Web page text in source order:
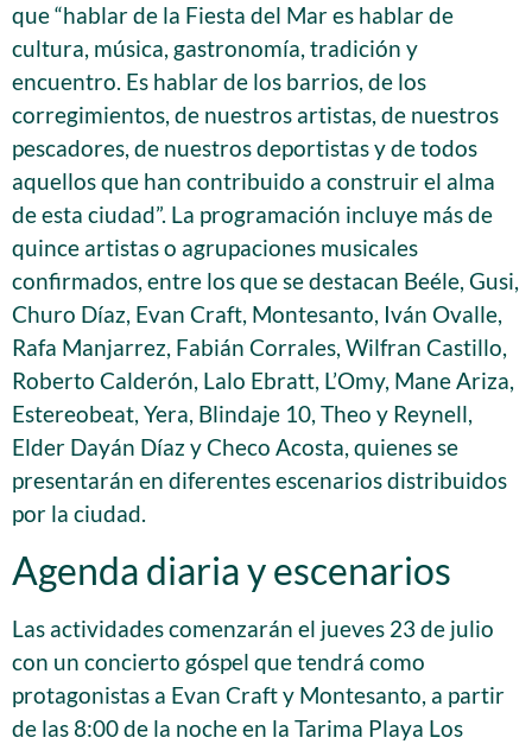
que “hablar de la Fiesta del Mar es hablar de
cultura, música, gastronomía, tradición y
encuentro. Es hablar de los barrios, de los
corregimientos, de nuestros artistas, de nuestros
pescadores, de nuestros deportistas y de todos
aquellos que han contribuido a construir el alma
de esta ciudad”. La programación incluye más de
quince artistas o agrupaciones musicales
confirmados, entre los que se destacan Beéle, Gusi,
Churo Díaz, Evan Craft, Montesanto, Iván Ovalle,
Rafa Manjarrez, Fabián Corrales, Wilfran Castillo,
Roberto Calderón, Lalo Ebratt, L’Omy, Mane Ariza,
Estereobeat, Yera, Blindaje 10, Theo y Reynell,
Elder Dayán Díaz y Checo Acosta, quienes se
presentarán en diferentes escenarios distribuidos
por la ciudad.
Agenda diaria y escenarios
Las actividades comenzarán el jueves 23 de julio
con un concierto góspel que tendrá como
protagonistas a Evan Craft y Montesanto, a partir
de las 8:00 de la noche en la Tarima Playa Los